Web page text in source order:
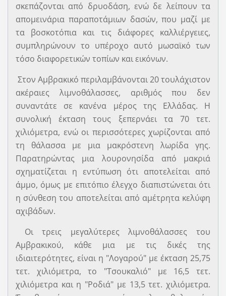
σκεπάζονται από δρυοδάση, ενώ δε λείπουν τα
απομεινάρια παραποτάμιων δασών, που μαζί με
τα βοσκοτόπια και τις διάφορες καλλιέργειες,
συμπληρώνουν το υπέροχο αυτό μωσαϊκό των
τόσο διαφορετικών τοπίων και εικόνων.
Στον Αμβρακικό περιλαμβάνονται 20 τουλάχιστον
ακέραιες λιμνοθάλασσες, αριθμός που δεν
συναντάτε σε κανένα μέρος της Ελλάδας. Η
συνολική έκταση τους ξεπερνάει τα 70 τετ.
χιλιόμετρα, ενώ οι περισσότερες χωρίζονται από
τη θάλασσα με μια μακρόστενη λωρίδα γης.
Παρατηρώντας μια λουρονησίδα από μακριά
σχηματίζεται η εντύπωση ότι αποτελείται από
άμμο, όμως με επιτόπιο έλεγχο διαπιστώνεται ότι
η σύνθεση του αποτελείται από αμέτρητα κελύφη
αχιβάδων.
Οι τρεις μεγαλύτερες λιμνοθάλασσες του
Αμβρακικού, κάθε μια με τις δικές της
ιδιαιτερότητες, είναι η "Λογαρού" με έκταση 25,75
τετ. χιλιόμετρα, το "Τσουκαλιό" με 16,5 τετ.
χιλιόμετρα και η "Ροδιά" με 13,5 τετ. χιλιόμετρα.